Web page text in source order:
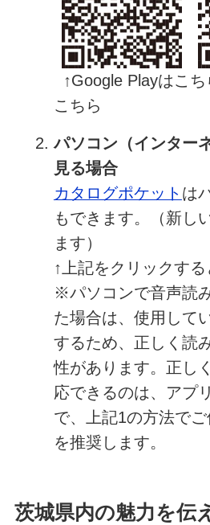
↑Google Playはこ
こちら
パソコン（インター
見る場合
カタログポケット は
もできます。
（新し
ます）
↑上記をクリックする
※パソコンで音声読
た場合は、使用して
するため、正しく読
性があります。正し
応できるのは、アプ
で、上記1の方法で
を推奨します。
茨城県内の魅力を伝